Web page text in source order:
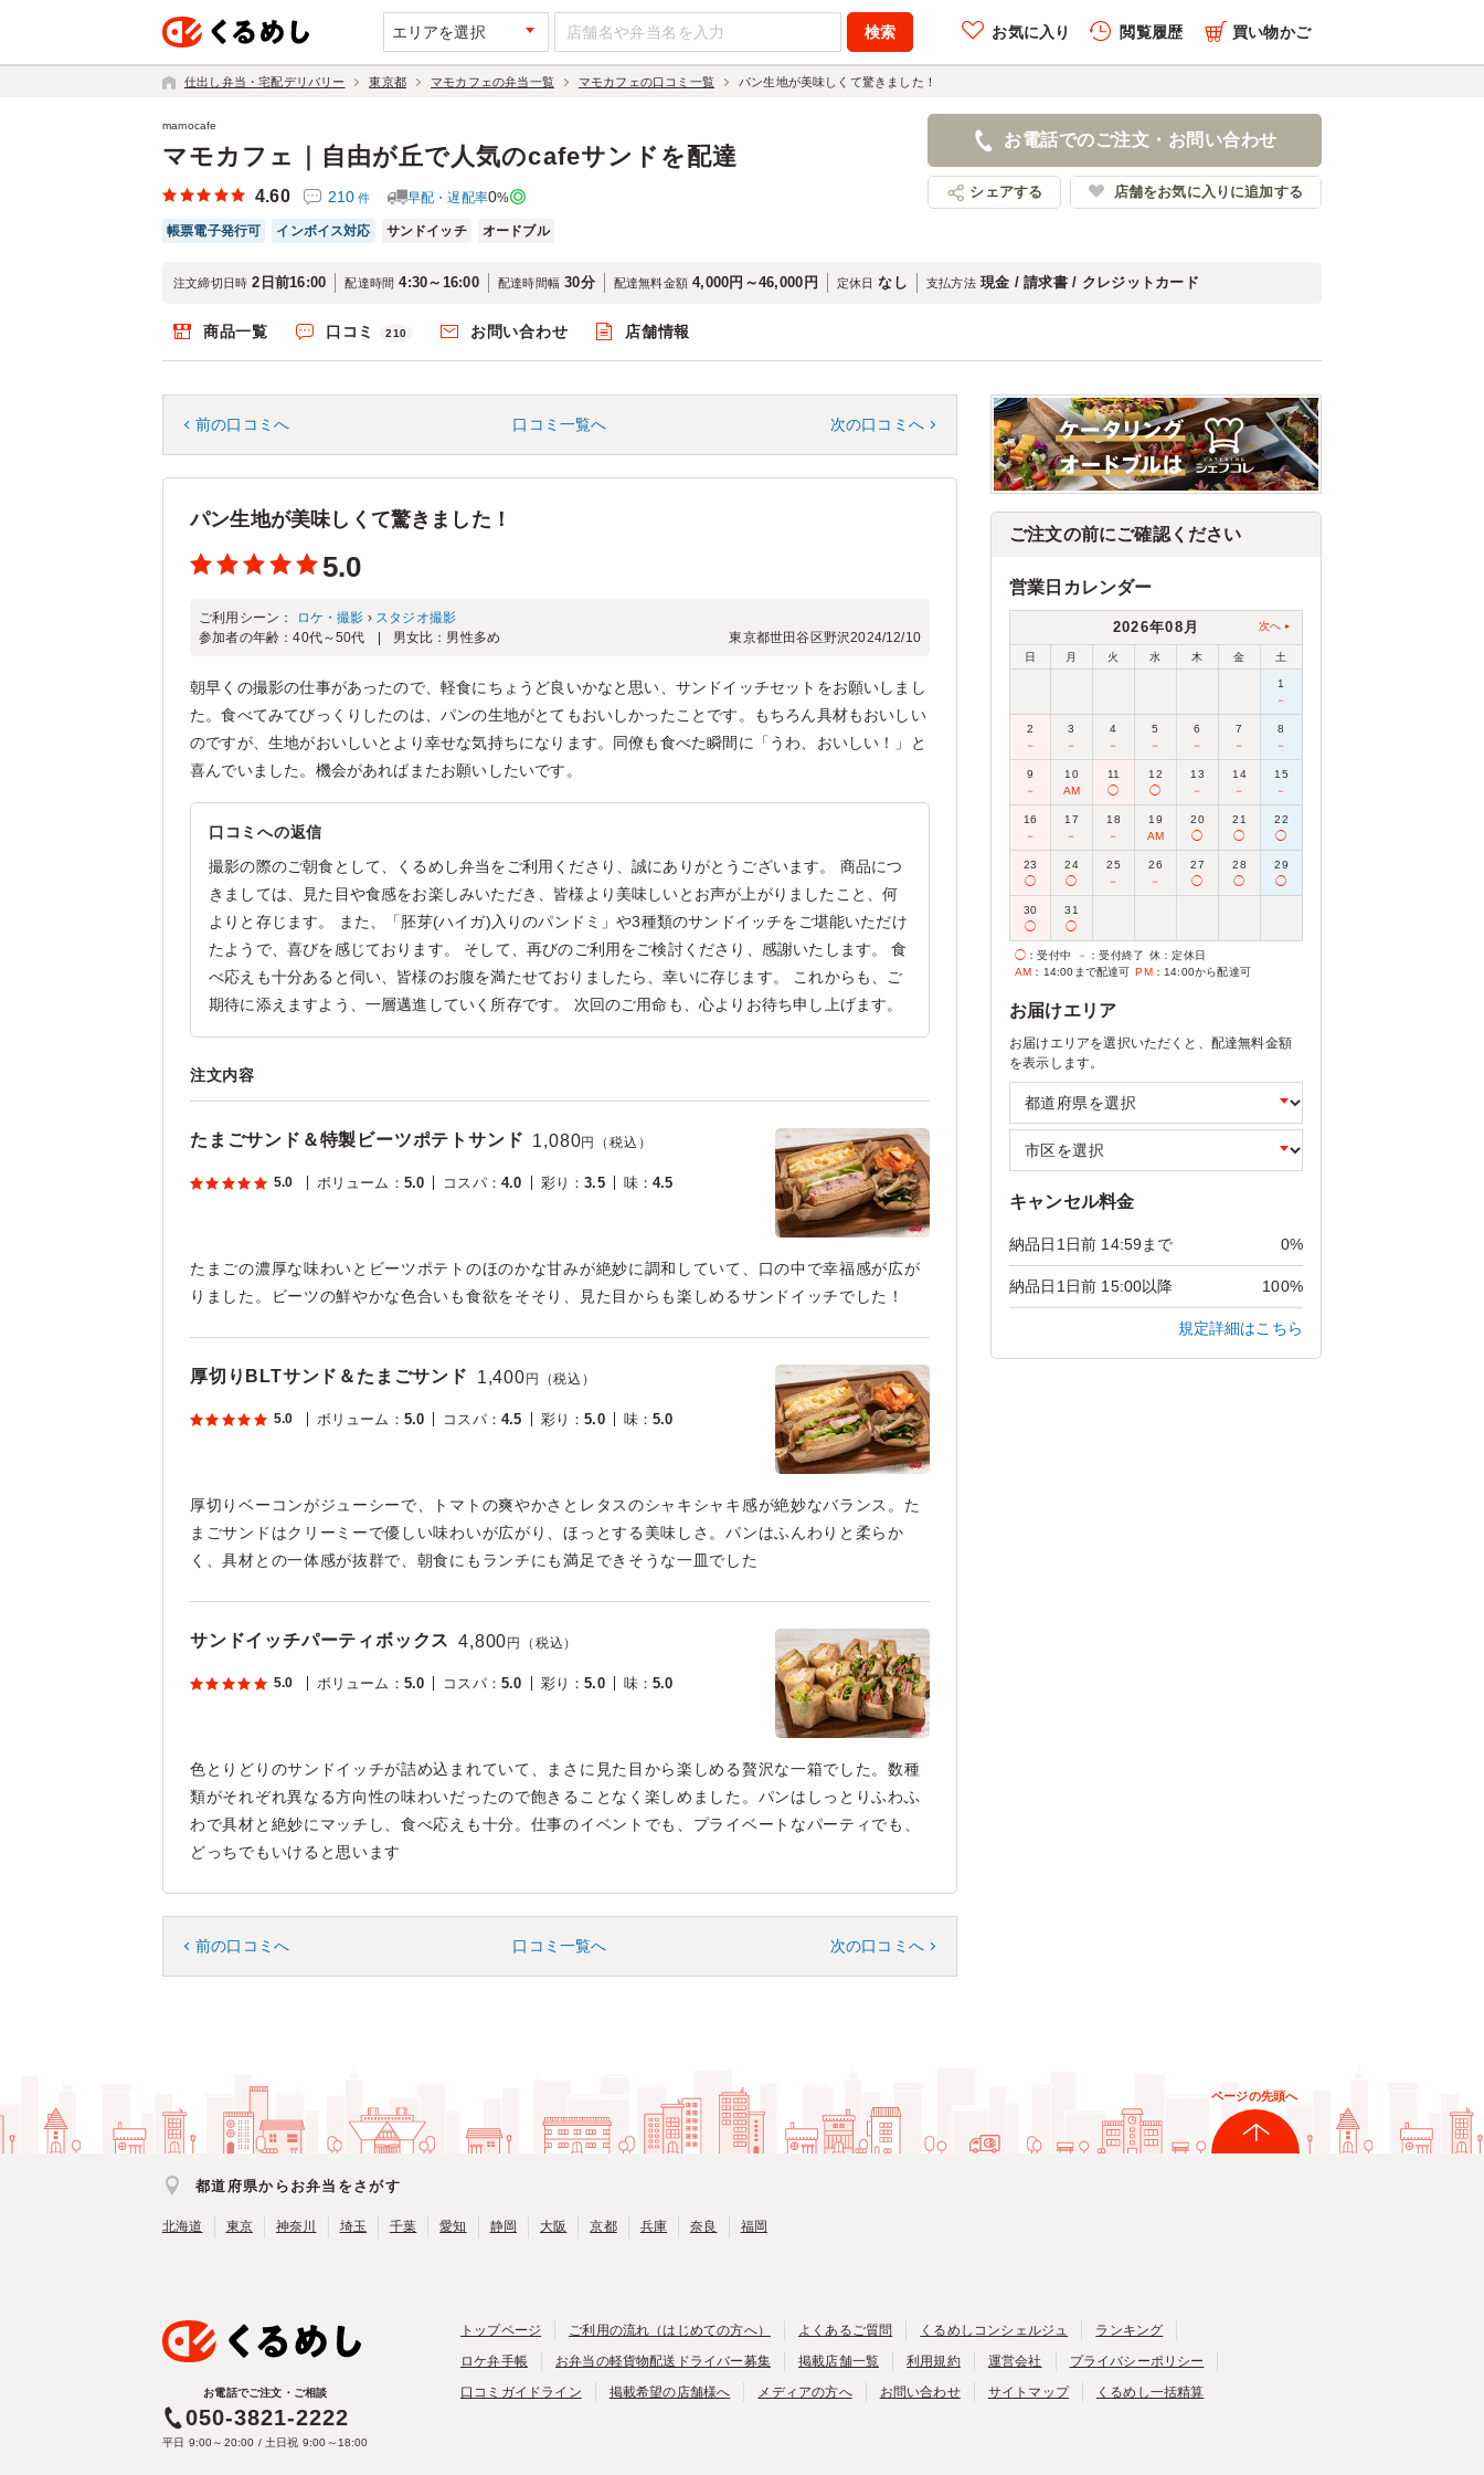
エリアを選択 お気に入り 閲覧履歴 買い物かご
仕出し弁当・宅配デリバリー 東京都 マモカフェの弁当一覧 マモカフェの口コミ一覧 パン生地が美味しくて驚きました！
マモカフェ｜自由が丘で人気のcafeサンドを配達
mamocafe
4.60 210 件 早配・遅配率0%
帳票電子発行可 インボイス対応 サンドイッチ オードブル
お電話でのご注文・お問い合わせ
シェアする 店舗をお気に入りに追加する
注文締切日時 2日前16:00 配達時間 4:30～16:00 配達時間幅 30分 配達無料金額 4,000円～46,000円 定休日 なし 支払方法 現金 / 請求書 / クレジットカード
商品一覧 口コミ 210 お問い合わせ 店舗情報
前の口コミへ 口コミ一覧へ 次の口コミへ
パン生地が美味しくて驚きました！
5.0
ご利用シーン： ロケ・撮影 › スタジオ撮影
参加者の年齢：40代～50代 男女比： 男性多め 東京都世田谷区野沢2024/12/10
朝早くの撮影の仕事があったので、軽食にちょうど良いかなと思い、サンドイッチセットをお願いしまし
た。食べてみてびっくりしたのは、パンの生地がとてもおいしかったことです。もちろん具材もおいしい
のですが、生地がおいしいとより幸せな気持ちになります。同僚も食べた瞬間に「うわ、おいしい！」と
喜んでいました。機会があればまたお願いしたいです。
口コミへの返信
撮影の際のご朝食として、くるめし弁当をご利用くださり、誠にありがとうございます。 商品につ
きましては、見た目や食感をお楽しみいただき、皆様より美味しいとお声が上がりましたこと、何
よりと存じます。 また、「胚芽(ハイガ)入りのパンドミ」や3種類のサンドイッチをご堪能いただけ
たようで、喜びを感じております。 そして、再びのご利用をご検討くださり、感謝いたします。 食
べ応えも十分あると伺い、皆様のお腹を満たせておりましたら、幸いに存じます。 これからも、ご
期待に添えますよう、一層邁進していく所存です。 次回のご用命も、心よりお待ち申し上げます。
注文内容
たまごサンド＆特製ビーツポテトサンド 1,080円（税込）
5.0 ボリューム ： 5.0 コスパ： 4.0 彩り ：3.5 味：4.5
たまごの濃厚な味わいとビーツポテトのほのかな甘みが絶妙に調和していて、口の中で幸福感が広が
りました。ビーツの鮮やかな色合いも食欲をそそり、見た目からも楽しめるサンドイッチでした！
厚切りBLTサンド＆たまごサンド 1,400 円（税込）
5.0 ボリューム ： 5.0 コスパ： 4.5 彩り ：5.0 味：5.0
厚切りベーコンがジューシーで、トマトの爽やかさとレタスのシャキシャキ感が絶妙なバランス。た
まごサンドはクリーミーで優しい味わいが広がり、ほっとする美味しさ。パンはふんわりと柔らか
く、具材との一体感が抜群で、朝食にもランチにも満足できそうな一皿でした
サンドイッチパーティボックス 4,800 円（税込）
5.0 ボリューム ： 5.0 コスパ： 5.0 彩り ：5.0 味：5.0
色とりどりのサンドイッチが詰め込まれていて、まさに見た目から楽しめる贅沢な一箱でした。数種
類がそれぞれ異なる方向性の味わいだったので飽きることなく楽しめました。パンはしっとりふわふ
わで具材と絶妙にマッチし、食べ応えも十分。仕事のイベントでも、プライベートなパーティでも、
どっちでもいけると思います
前の口コミへ 口コミ一覧へ 次の口コミへ
ご注文の前にご確認ください
営業日カレンダー
2026年08月 次へ
日 月 火 水 木 金 土
1
－
2
－
3
－
4
－
5
－
6
－
7
－
8
－
9
－
10
AM
11
◯
12
◯
13
－
14
－
15
－
16
－
17
－
18
－
19
AM
20
◯
21
◯
22
◯
23
◯
24
◯
25
－
26
－
27
◯
28
◯
29
◯
30
◯
31
◯
◯ ：受付中 － ：受付終了 休 ：定休日
AM ：14:00まで配達可 PM：14:00から配達可
お届けエリア
お届けエリアを選択いただくと、配達無料金額
を表示します。
キャンセル料金
納品日1日前 14:59まで 0%
納品日1日前 15:00以降 100%
規定詳細はこちら
ページの先頭へ
都道府県からお弁当をさがす
北海道 東京 神奈川 埼玉 千葉 愛知 静岡 大阪 京都 兵庫 奈良 福岡
お電話でご注文・ご相談
050-3821-2222
平日 9:00～20:00 / 土日祝 9:00～18:00
トップページ ご利用の流れ（はじめての方へ） よくあるご質問 くるめしコンシェルジュ
ランキング
ロケ弁手帳
お弁当の軽貨物配送ドライバー募集 掲載店舗一覧 利用規約 運営会社
プライバシーポリシー
口コミガイドライン
掲載希望の店舗様へ メディアの方へ お問い合わせ サイトマップ くるめし一括精算